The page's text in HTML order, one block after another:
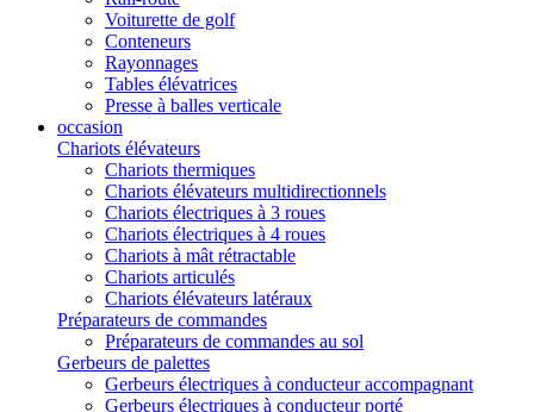
Voiturette de golf
Conteneurs
Rayonnages
Tables élévatrices
Presse à balles verticale
occasion
Chariots élévateurs
Chariots thermiques
Chariots élévateurs multidirectionnels
Chariots électriques à 3 roues
Chariots électriques à 4 roues
Chariots à mât rétractable
Chariots articulés
Chariots élévateurs latéraux
Préparateurs de commandes
Préparateurs de commandes au sol
Gerbeurs de palettes
Gerbeurs électriques à conducteur accompagnant
Gerbeurs électriques à conducteur porté